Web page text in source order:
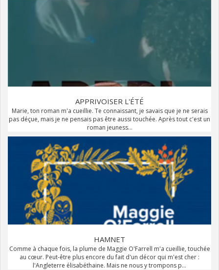
APPRIVOISER L'ÉTÉ
Marie, ton roman m'a cueillie. Te connaissant, je savais que je ne serais
pas déçue, mais je ne pensais pas être aussi touchée. Après tout c'est un
roman jeuness...
HAMNET
Comme à chaque fois, la plume de Maggie O'Farrell m'a cueillie, touchée
au cœur. Peut-être plus encore du fait d'un décor qui m'est cher :
l'Angleterre élisabéthaine. Mais ne nous y trompons p...